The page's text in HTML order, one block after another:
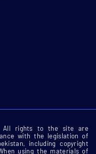
All rights to the site are
with the legislation of
including copyright
using the materials of